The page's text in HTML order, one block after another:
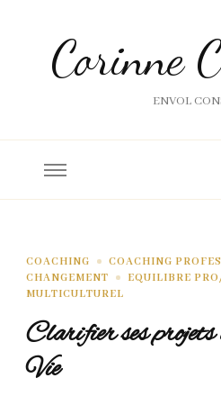
Corinne
ENVOL
COACHING COACHING
CHANGEMENT
EQUILIBRE
MULTICULTUREL
Clarifier ses projets
Vie